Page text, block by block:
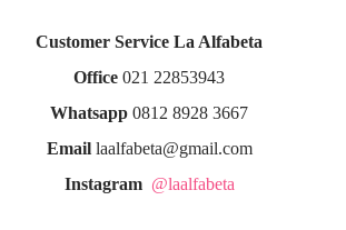
Customer Service La Alfabeta
Office 021 22853943
Whatsapp 0812 8928 3667
Emaillaalfabeta@gmail.com
Instagram @laalfabeta